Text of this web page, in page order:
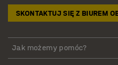
warsztatowa z pojemnikami
o uproszczonym
znajdziesz różnego rodzaju
wymiarach, różnej
SKONTAKTUJ SIĘ Z BIUREM
Jak możemy pomóc?